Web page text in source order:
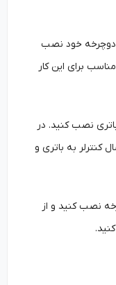
خود نصب
برای این کار
نصب کنید. در
به باتری و
کنید و از